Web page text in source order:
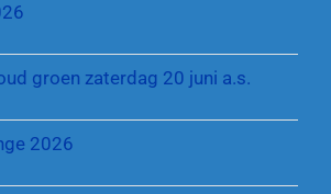
groen zaterdag 20 juni a.s.
2026